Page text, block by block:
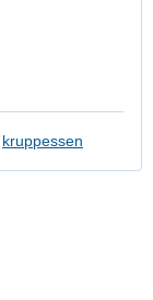
kruppessen